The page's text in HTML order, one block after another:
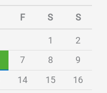
F S S
1
2
7 8
9
14 15
16